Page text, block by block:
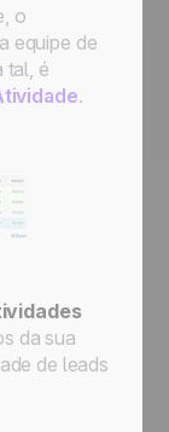
o
equipe de
tal, é
.
da sua
de leads